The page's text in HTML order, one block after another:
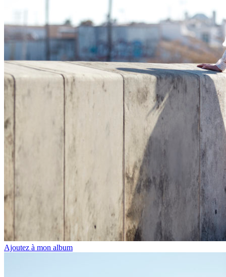
Ajoutez à mon album